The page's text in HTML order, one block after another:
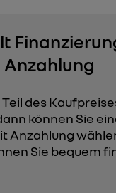
Anzahlung
des
können Sie
Anzahlung
Sie bequem